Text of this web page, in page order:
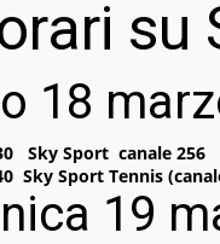
su
18
Sky Sport canale 256
Sky Sport Tennis
19